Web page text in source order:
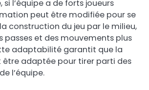
si l’équipe a de forts joueurs
peut être modifiée pour se
construction du jeu par le milieu,
et des mouvements plus
adaptabilité garantit que la
adaptée pour tirer parti des
l’équipe.